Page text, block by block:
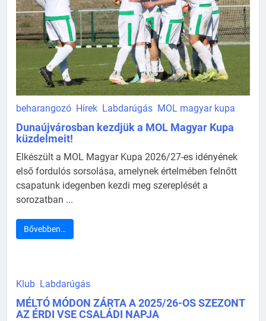
beharangozó Hírek Labdarúgás MOL magyar kupa
Dunaújvárosban kezdjük a MOL Magyar Kupa
küzdelmeit!
Elkészült a MOL Magyar Kupa 2026/27-es idényének
első fordulós sorsolása, amelynek értelmében felnőtt
csapatunk idegenben kezdi meg szereplését a
sorozatban ...
Bővebben…
Klub Labdarúgás
MÉLTÓ MÓDON ZÁRTA A 2025/26-OS SZEZONT
AZ ÉRDI VSE CSALÁDI NAPJA